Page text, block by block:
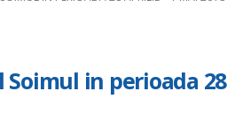
in perioada 28